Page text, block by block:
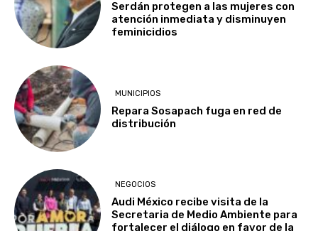
Serdán protegen a las mujeres con
atención inmediata y disminuyen
feminicidios
MUNICIPIOS
Repara Sosapach fuga en red de
distribución
NEGOCIOS
Audi México recibe visita de la
Secretaria de Medio Ambiente para
fortalecer el diálogo en favor de la